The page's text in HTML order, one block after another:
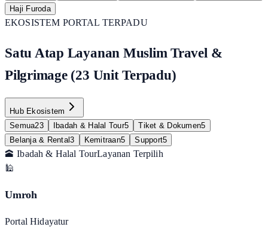
Haji Furoda
EKOSISTEM PORTAL TERPADU
Satu Atap Layanan Muslim Travel &
Pilgrimage (23 Unit Terpadu)
Hub Ekosistem
Semua23 Ibadah & Halal Tour5 Tiket & Dokumen5
Belanja & Rental3 Kemitraan5 Support5
🕋 Ibadah & Halal TourLayanan Terpilih
🕌
Umroh
Portal Hidayatur